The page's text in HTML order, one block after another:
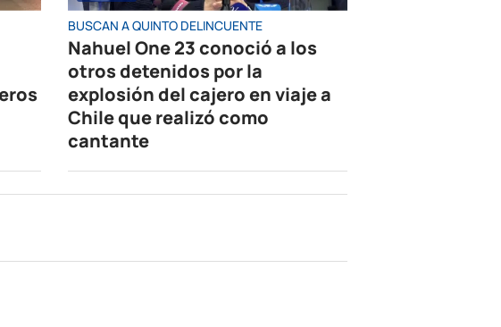
BUSCAN A QUINTO DELINCUENTE
Nahuel One 23 conoció a los
otros detenidos por la
explosión del cajero en viaje a
Chile que realizó como
cantante